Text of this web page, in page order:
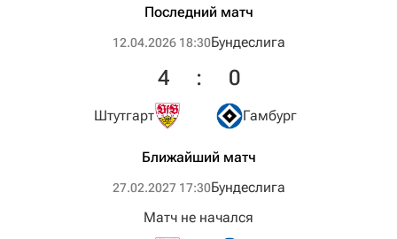
Последний матч
12.04.2026 18:30Бундеслига
Штутгарт
4 : 0
Гамбург
Ближайший матч
27.02.2027 17:30Бундеслига
Матч не начался